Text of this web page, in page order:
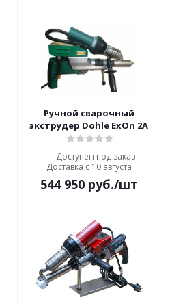
Ручной сварочный
экструдер Dohle ExOn 2A
Доступен под заказ
Доставка с 10 августа
544 950руб./шт